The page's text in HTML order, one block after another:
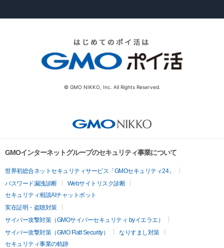
© GMO NIKKO, Inc. All Rights Reserved.
GMOインターネットグループのセキュリティ事業について
世界初総合ネットセキュリティサービス「GMOセキュリティ24」
パスワード漏洩診断
Webサイトリスク診断
セキュリティ相談AIチャットボット
実在証明・盗聴対策
サイバー攻撃対策（GMOサイバーセキュリティ byイエラエ）
サイバー攻撃対策（GMO Flatt Security）
なりすまし対策
セキュリティ事業の軌跡